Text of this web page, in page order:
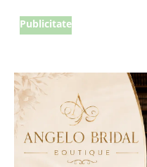
Publicitate